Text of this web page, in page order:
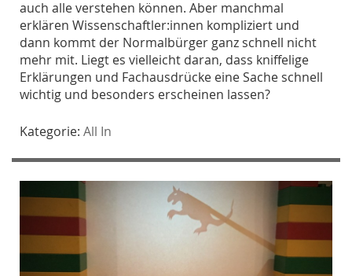
auch alle verstehen können. Aber manchmal
erklären Wissenschaftler:innen kompliziert und
dann kommt der Normalbürger ganz schnell nicht
mehr mit. Liegt es vielleicht daran, dass kniffelige
Erklärungen und Fachausdrücke eine Sache schnell
wichtig und besonders erscheinen lassen?
Kategorie: All In